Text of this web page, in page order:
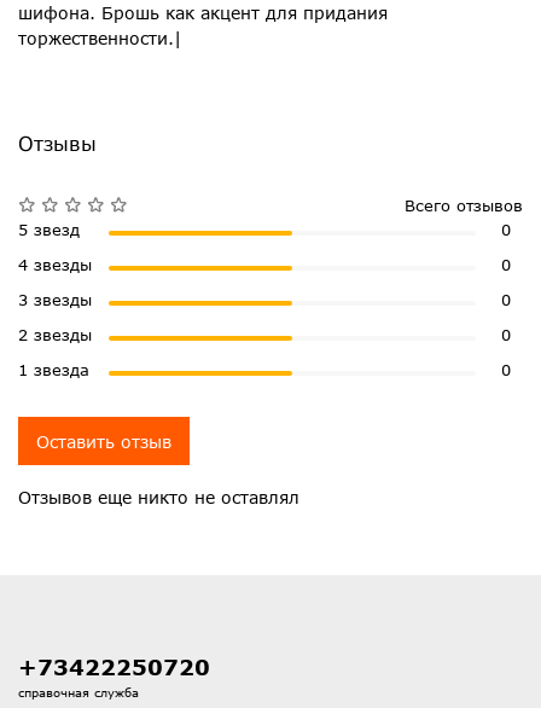
шифона. Брошь как акцент для придания
торжественности.|
Отзывы
Отзывов еще никто не оставлял
Всего отзывов
5 звезд
0
4 звезды
0
3 звезды
0
2 звезды
0
1 звезда
0
Оставить отзыв
+73422250720
справочная служба